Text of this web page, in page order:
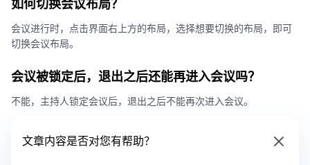
如何切换会议布局？
会议进行时，点击界面右上方的布局，选择想要切换的布局，即可
切换会议布局。
会议被锁定后，退出之后还能再进入会议吗？
不能，主持人锁定会议后，退出之后不能再次进入会议。
文章内容是否对您有帮助？